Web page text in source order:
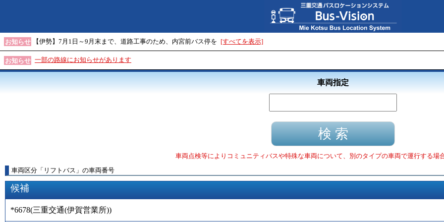
お知らせ 【伊勢】7月1日～9月末まで、道路工事のため、内宮前バス停を [すべてを表示]
お知らせ 一部の路線にお知らせがあります
車両指定
車両点検等によりコミュニティバスや特殊な車両について、別のタイプの車両で運行する場
車両区分 「 リフトバス 」 の車両番号
候補
*6678(三重交通(伊賀営業所))